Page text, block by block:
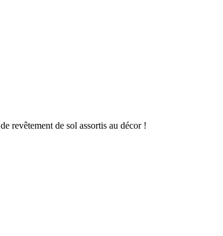
revêtement de sol assortis au décor !